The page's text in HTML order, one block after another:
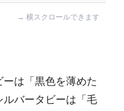
ーは「黒色を薄めた
ルバータビーは「毛